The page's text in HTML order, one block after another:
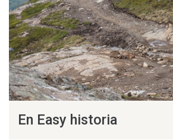
En Easy historia